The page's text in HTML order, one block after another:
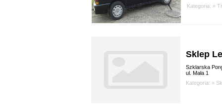
Kategoria: »
Sklep
Szklarska
ul. Mała 1
Kategoria: »